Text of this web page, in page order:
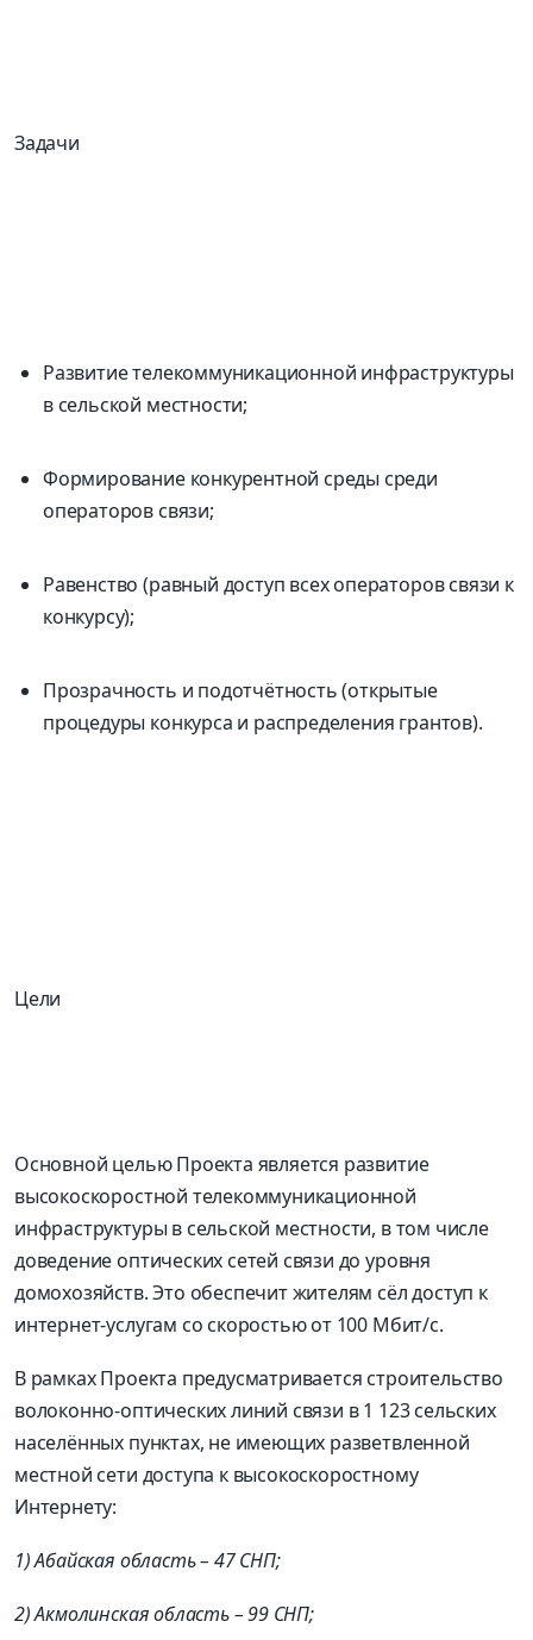
Задачи
Развитие телекоммуникационной инфраструктуры
в сельской местности;
Формирование конкурентной среды среди
операторов связи;
Равенство (равный доступ всех операторов связи к
конкурсу);
Прозрачность и подотчётность (открытые
процедуры конкурса и распределения грантов).
Цели
Основной целью Проекта является развитие
высокоскоростной телекоммуникационной
инфраструктуры в сельской местности, в том числе
доведение оптических сетей связи до уровня
домохозяйств. Это обеспечит жителям сёл доступ к
интернет-услугам со скоростью от 100 Мбит/с.
В рамках Проекта предусматривается строительство
волоконно-оптических линий связи в 1 123 сельских
населённых пунктах, не имеющих разветвленной
местной сети доступа к высокоскоростному
Интернету:
1) Абайская область – 47 СНП;
2) Акмолинская область – 99 СНП;